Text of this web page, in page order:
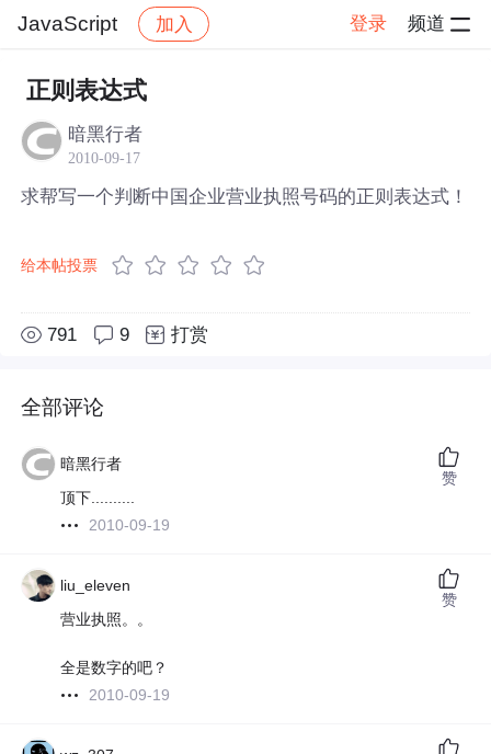
JavaScript 加入 登录 频道
社区 JavaScript
正则表达式
暗黑行者
2010-09-17
求帮写一个判断中国企业营业执照号码的正则表达式！
给本帖投票
791 9 打赏
全部评论
暗黑行者
顶下..........
2010-09-19
赞
liu_eleven
营业执照。。
全是数字的吧？
2010-09-19
赞